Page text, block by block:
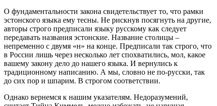
О фундаментальности закона свидетельствует то, что рамки
эстонского языка ему тесны. Не рискнув посягнуть на другие,
авторы строго предписали языку русскому как следует
передавать названия эстонские. Название столицы –
непременно с двумя «н» на конце. Предписали так строго, что
в России лишь через несколько лет спохватились, мол, какое
вашему закону дело до нашего языка. И вернулись к
традиционному написанию. А мы, словно не по-русски, так
до сих пор и шпарим. В строгом соответствии.
Однако вернемся к нашим указателям. Недоразумений,